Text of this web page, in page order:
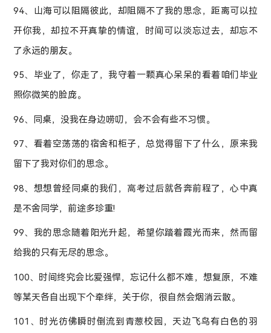
94、山海可以阻隔彼此，却阻隔不了我的思念，距离可以拉
开你我，却拉不开真挚的情谊，时间可以淡忘过去，却忘不
了永远的朋友。
95、毕业了，你走了，我守着一颗真心呆呆的看着咱们毕业
照你微笑的脸庞。
96、同桌，没我在身边唠叨，会不会有些不习惯。
97、看着空荡荡的宿舍和柜子，总觉得留下了什么，原来我
留下了我对你们的思念。
98、想想曾经同桌的我们，高考过后就各奔前程了，心中真
是不舍同学，前途多珍重!
99、我的思念随着阳光升起，希望你踏着霞光而来，然而留
给我的只有无尽的思念。
100、时间终究会比爱强悍，忘记什么都不难，想复原，不难
等某天各自出现下个牵绊，关于你，很自然会烟消云散。
101、时光彷佛瞬时倒流到青葱校园，天边飞鸟有白色的羽